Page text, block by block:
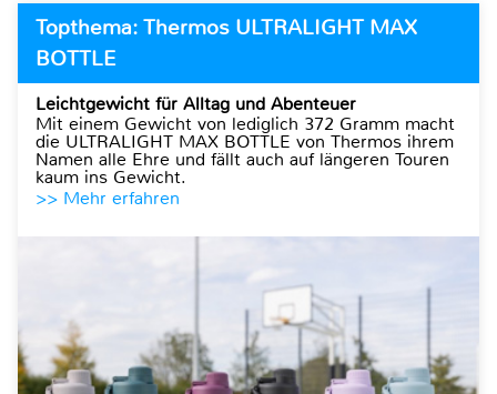
Topthema: Thermos ULTRALIGHT MAX
BOTTLE
Leichtgewicht für Alltag und Abenteuer
Mit einem Gewicht von lediglich 372 Gramm macht
die ULTRALIGHT MAX BOTTLE von Thermos ihrem
Namen alle Ehre und fällt auch auf längeren Touren
kaum ins Gewicht.
>> Mehr erfahren